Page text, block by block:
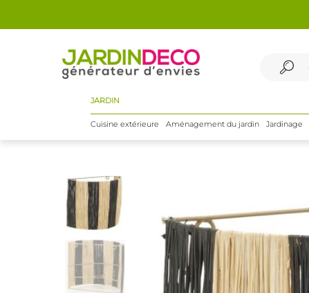
JARDIN
Cuisine extérieure Aménagement du jardin Jardinage